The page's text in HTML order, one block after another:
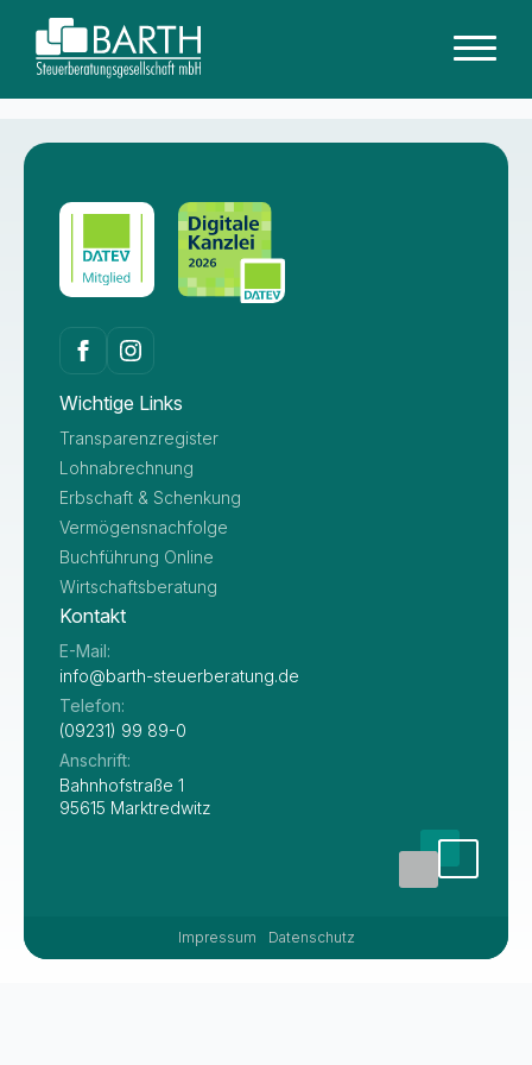
Wichtige Links
Transparenzregister
Lohnabrechnung
Erbschaft & Schenkung
Vermögensnachfolge
Buchführung Online
Wirtschaftsberatung
Kontakt
E-Mail:
info@barth-steuerberatung.de
Telefon:
(09231) 99 89-0
Anschrift:
Bahnhofstraße 1
95615 Marktredwitz
Impressum Datenschutz